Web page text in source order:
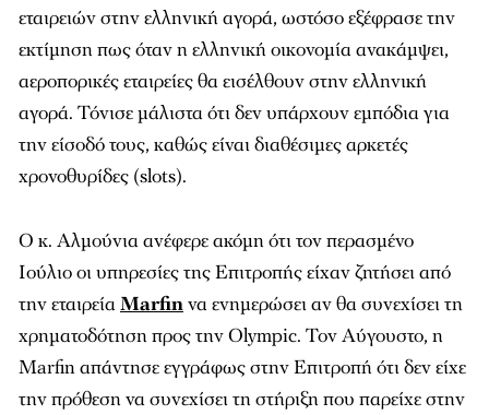
εταιρειών στην ελληνική αγορά, ωστόσο εξέφρασε την
εκτίμηση πως όταν η ελληνική οικονομία ανακάμψει,
αεροπορικές εταιρείες θα εισέλθουν στην ελληνική
αγορά. Τόνισε μάλιστα ότι δεν υπάρχουν εμπόδια για
την είσοδό τους, καθώς είναι διαθέσιμες αρκετές
χρονοθυρίδες (slots).
O κ. Αλμούνια ανέφερε ακόμη ότι τον περασμένο
Ιούλιο οι υπηρεσίες της Επιτροπής είχαν ζητήσει από
την εταιρείαMarfinνα ενημερώσει αν θα συνεχίσει τη
χρηματοδότηση προς την Olympic. Τον Αύγουστο, η
Marfin απάντησε εγγράφως στην Επιτροπή ότι δεν είχε
την πρόθεση να συνεχίσει τη στήριξη που παρείχε στην